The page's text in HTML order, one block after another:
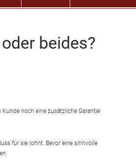
beides?
noch eine zusätzliche Garantie
für sie lohnt. Bevor eine sinnvolle